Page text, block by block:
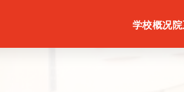
学校概况院